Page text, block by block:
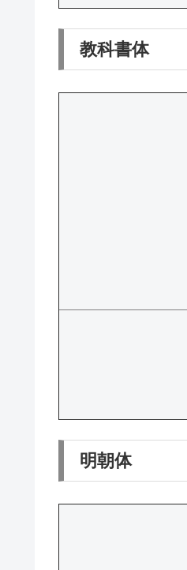
教科書体
明朝体